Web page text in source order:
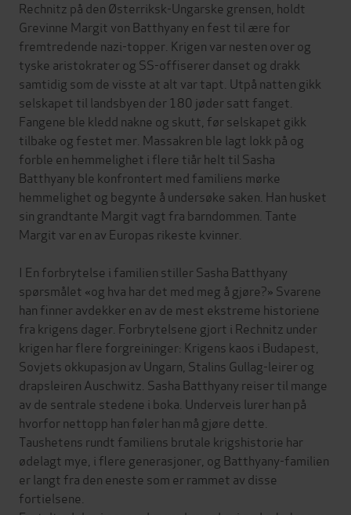
Rechnitz på den Østerriksk-Ungarske grensen, holdt
Grevinne Margit von Batthyany en fest til ære for
fremtredende nazi-topper. Krigen var nesten over og
tyske aristokrater og SS-offiserer danset og drakk
samtidig som de visste at alt var tapt. Utpå natten gikk
selskapet til landsbyen der 180 jøder satt fanget.
Fangene ble kledd nakne og skutt, før selskapet gikk
tilbake og festet mer. Massakren ble lagt lokk på og
forble en hemmelighet i flere tiår helt til Sasha
Batthyany ble konfrontert med familiens mørke
hemmelighet og begynte å undersøke saken. Han husket
sin grandtante Margit vagt fra barndommen. Tante
Margit var en av Europas rikeste kvinner.
I En forbrytelse i familien stiller Sasha Batthyany
spørsmålet «og hva har det med meg å gjøre?» Svarene
han finner avdekker en av de mest ekstreme historiene
fra krigens dager. Forbrytelsene gjort i Rechnitz under
krigen har flere forgreininger: Krigens kaos i Budapest,
Sovjets okkupasjon av Ungarn, Stalins Gullag-leirer og
drapsleiren Auschwitz. Sasha Batthyany reiser til mange
av de sentrale stedene i boka. Underveis lurer han på
hvorfor nettopp han føler han må gjøre dette.
Taushetens rundt familiens brutale krigshistorie har
ødelagt mye, i flere generasjoner, og Batthyany-familien
er langt fra den eneste som er rammet av disse
fortielsene.